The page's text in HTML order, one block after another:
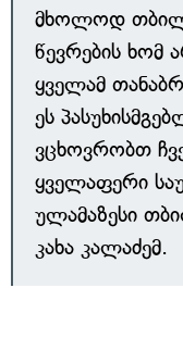
მხოლოდ
წევრების ხომ
ყველამ
ეს
ვცხოვრობთ
ყველაფერი
ულამაზესი
კახა კალაძემ.